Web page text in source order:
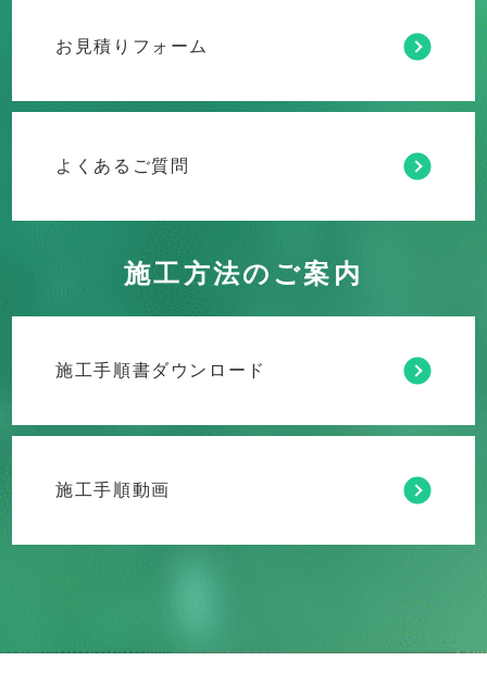
お見積りフォーム
よくあるご質問
施工方法のご案内
施工手順書ダウンロード
施工手順動画